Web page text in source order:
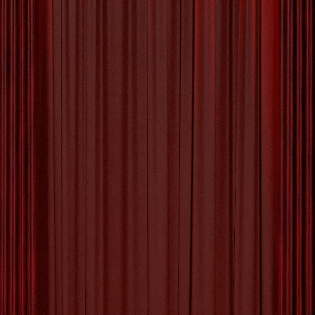
Ontdek de Voordelen van Workshops bij VDAB
VDAB, de Vlaamse Dienst voor
Arbeidsbemiddeling en Beroepsopleiding, biedt
een breed scala aan workshops aan die
werkzoekenden en werknemers kunnen helpen
bij hun professionele ontwikkeling. Of je nu op
zoek bent naar een nieuwe baan, je
vaardigheden wilt verbeteren of gewoon wilt
groeien in je carrière, de workshops
Tagged with: actief deelnemen , cv opstellen
digitale vaardigheden
inschrijven, instructies opvolgen ,
investeren in groei
, kostenloos,
leiderschapsvaardigheden
loopbaan ,
persoonlijke
ontwikkeling
, professionele ontwikkeling
punctueel
zijn
, sollicitatiegesprek
toewijding tonen
vaardigheden
verbeteren
vlaanderen vragen stellen ,
workshops
Uncategorized